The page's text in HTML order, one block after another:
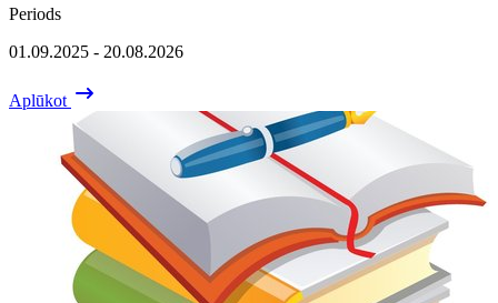
Periods
01.09.2025 - 20.08.2026
Aplūkot